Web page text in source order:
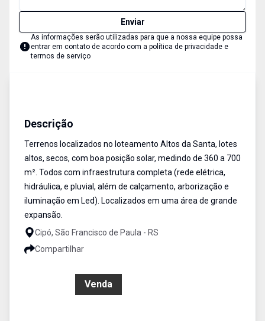
Enviar
As informações serão utilizadas para que a nossa equipe possa
entrar em contato de acordo com a política de privacidade e
termos de serviço
Descrição
Terrenos localizados no loteamento Altos da Santa, lotes
altos, secos, com boa posição solar, medindo de 360 a 700
m². Todos com infraestrutura completa (rede elétrica,
hidráulica, e pluvial, além de calçamento, arborização e
iluminação em Led). Localizados em uma área de grande
expansão.
Cipó, São Francisco de Paula - RS
Compartilhar
Venda